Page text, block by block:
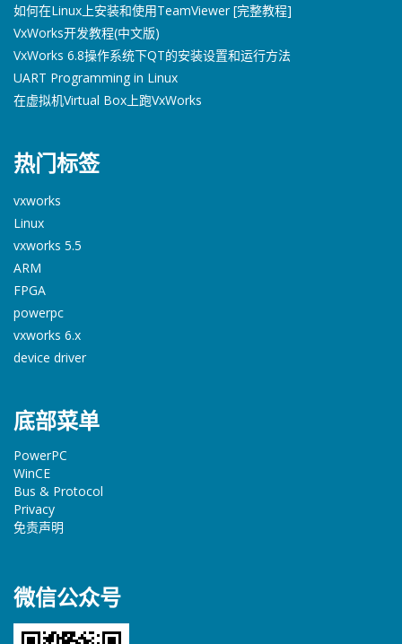
如何在Linux上安装和使用TeamViewer [完整教程]
VxWorks开发教程(中文版)
VxWorks 6.8操作系统下QT的安装设置和运行方法
UART Programming in Linux
在虚拟机Virtual Box上跑VxWorks
热门标签
vxworks
Linux
vxworks 5.5
ARM
FPGA
powerpc
vxworks 6.x
device driver
底部菜单
PowerPC
WinCE
Bus & Protocol
Privacy
免责声明
微信公众号